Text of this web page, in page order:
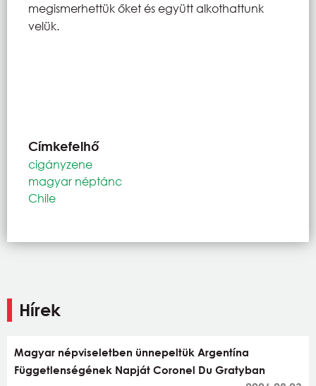
megismerhettük őket és együtt alkothattunk
velük.
Címkefelhő
cigányzene
magyar néptánc
Chile
Hírek
Magyar népviseletben ünnepeltük Argentína
Függetlenségének Napját Coronel Du Gratyban